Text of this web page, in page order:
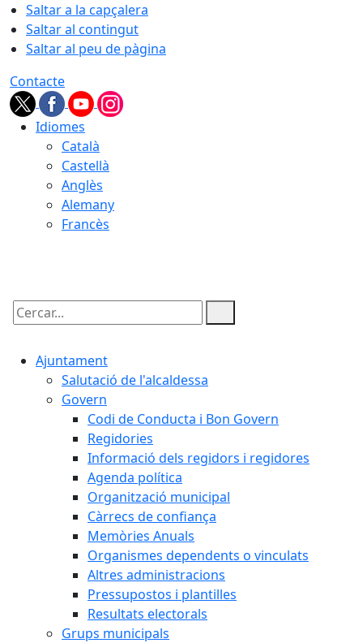
Saltar a la capçalera
Saltar al contingut
Saltar al peu de pàgina
Contacte
Idiomes
Català
Castellà
Anglès
Alemany
Francès
Cercar:
Ajuntament
Salutació de l'alcaldessa
Govern
Codi de Conducta i Bon Govern
Regidories
Informació dels regidors i regidores
Agenda política
Organització municipal
Càrrecs de confiança
Memòries Anuals
Organismes dependents o vinculats
Altres administracions
Pressupostos i plantilles
Resultats electorals
Grups municipals